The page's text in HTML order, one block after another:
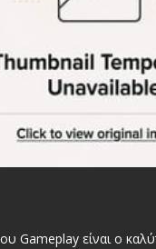
Gameplay είναι ο